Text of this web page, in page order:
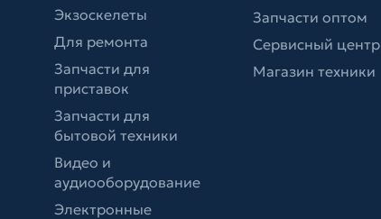
Экзоскелеты
Для ремонта
Запчасти для
приставок
Запчасти для
бытовой техники
Видео и
аудиооборудование
Электронные
Запчасти оптом
Сервисный центр
Магазин техники